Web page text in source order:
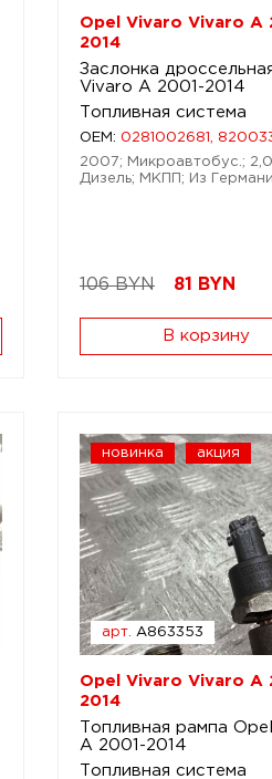
Opel Vivaro Vivaro A
2014
Заслонка
Vivaro A 2001-2014
Топливная система
OEM: 0281002681,
2007; Микроавтобус.;
Дизель; МКПП; Из
106 BYN 81 BYN
В корзину
новинка акция
арт. A863353
Opel Vivaro Vivaro A
2014
Топливная рампа
A 2001-2014
Топливная система